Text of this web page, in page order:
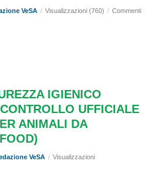
VeSA / Visualizzazioni (760) / Commenti
IGIENICO
UFFICIALE
ANIMALI DA
VeSA / Visualizzazioni